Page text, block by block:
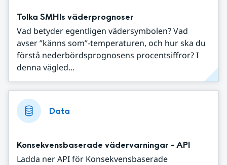
Tolka SMHIs väderprognoser
Vad betyder egentligen vädersymbolen? Vad
avser ”känns som”-temperaturen, och hur ska du
förstå nederbördsprognosens procentsiffror? I
denna vägled...
Data
Konsekvensbaserade vädervarningar - API
Ladda ner API för Konsekvensbaserade